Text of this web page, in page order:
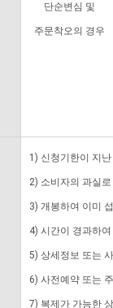
단순변심 및
주문착오의 경우
1) 신청기한이 지난
2) 소비자의 과실
3) 개봉하여 이미
4) 시간이 경과하
5) 상세정보 또는
6) 사전예약 또는
7) 복제가 가능한